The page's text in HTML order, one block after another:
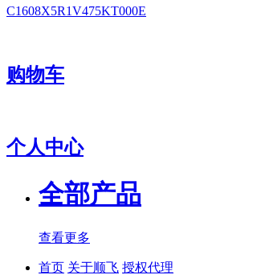
C1608X5R1V475KT000E
购物车
个人中心
全部产品
查看更多
首页 关于顺飞 授权代理